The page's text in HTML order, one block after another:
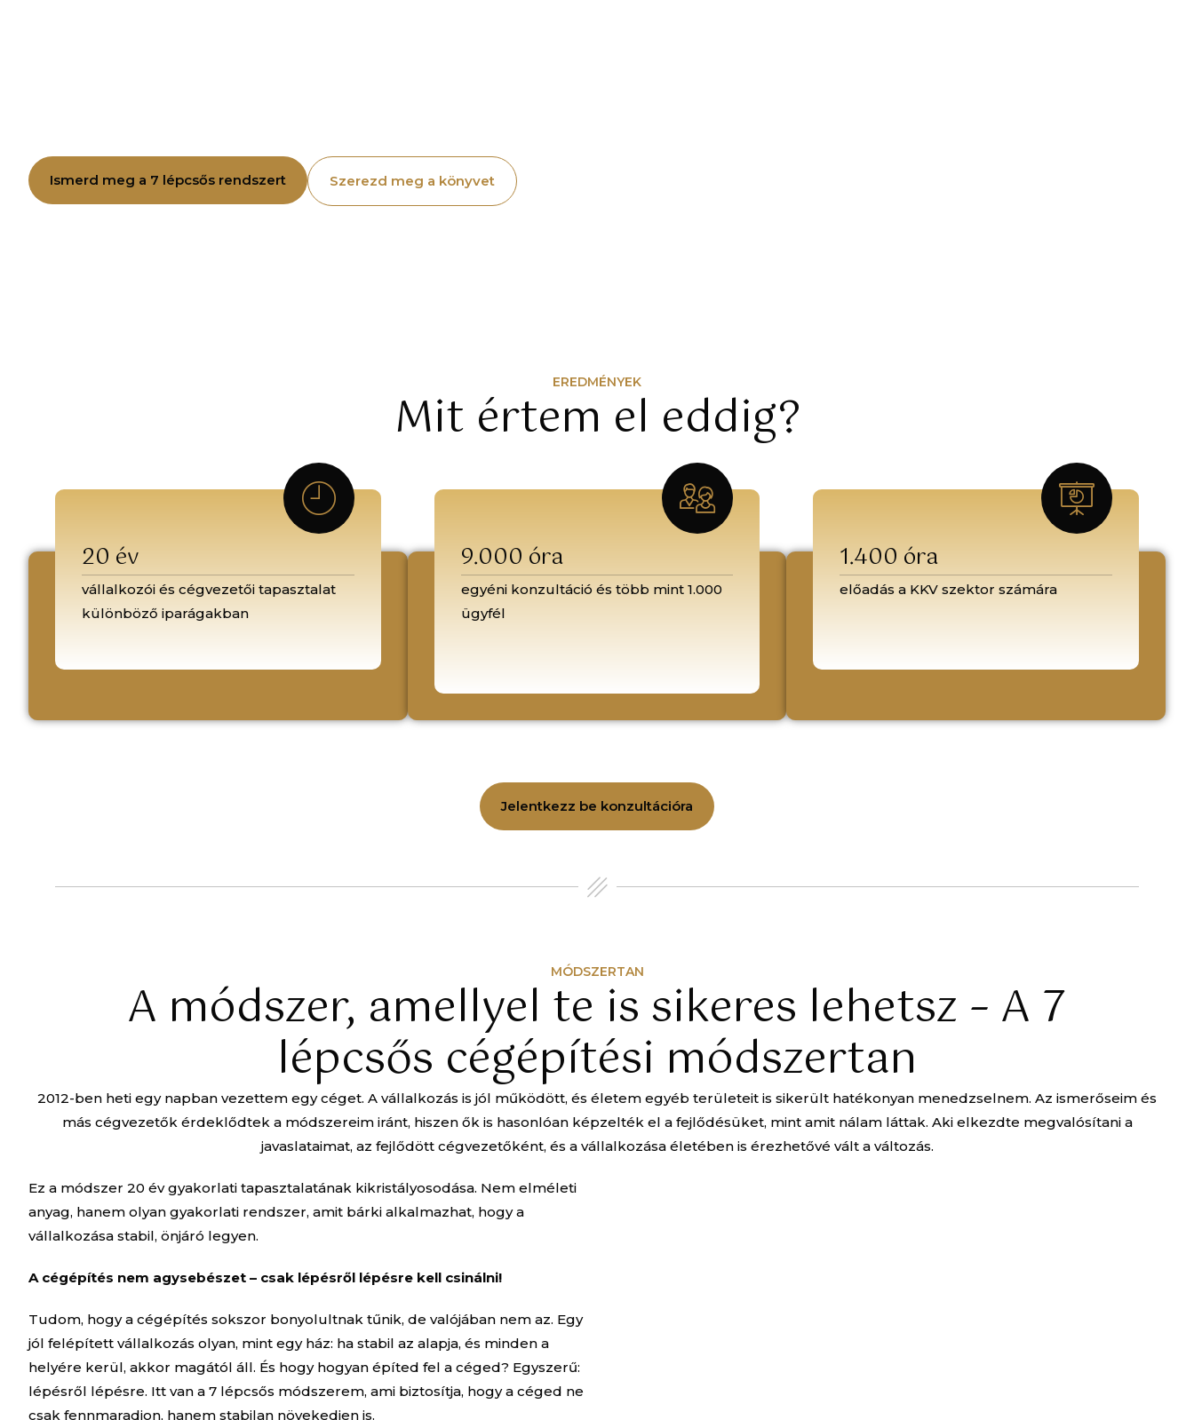
Ismerd meg a 7 lépcsős rendszert Szerezd meg a könyvet
EREDMÉNYEK
Mit értem el eddig?
20 év
vállalkozói és cégvezetői tapasztalat
különböző iparágakban
9.000 óra
egyéni konzultáció és több mint 1.000
ügyfél
1.400 óra
előadás a KKV szektor számára
Jelentkezz be konzultációra
MÓDSZERTAN
A módszer, amellyel te is sikeres lehetsz – A 7
lépcsős cégépítési módszertan
2012-ben heti egy napban vezettem egy céget. A vállalkozás is jól működött, és életem egyéb területeit is sikerült hatékonyan menedzselnem. Az ismerőseim és
más cégvezetők érdeklődtek a módszereim iránt, hiszen ők is hasonlóan képzelték el a fejlődésüket, mint amit nálam láttak. Aki elkezdte megvalósítani a
javaslataimat, az fejlődött cégvezetőként, és a vállalkozása életében is érezhetővé vált a változás.
Ez a módszer 20 év gyakorlati tapasztalatának kikristályosodása. Nem elméleti
anyag, hanem olyan gyakorlati rendszer, amit bárki alkalmazhat, hogy a
vállalkozása stabil, önjáró legyen.
A cégépítés nem agysebészet – csak lépésről lépésre kell csinálni!
Tudom, hogy a cégépítés sokszor bonyolultnak tűnik, de valójában nem az. Egy
jól felépített vállalkozás olyan, mint egy ház: ha stabil az alapja, és minden a
helyére kerül, akkor magától áll. És hogy hogyan építed fel a céged? Egyszerű:
lépésről lépésre. Itt van a 7 lépcsős módszerem, ami biztosítja, hogy a céged ne
csak fennmaradjon, hanem stabilan növekedjen is.